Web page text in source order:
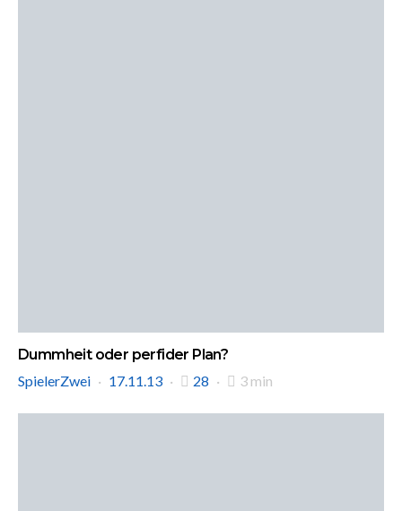
Dummheit oder perfider Plan?
SpielerZwei
17.11.13 28 3 min